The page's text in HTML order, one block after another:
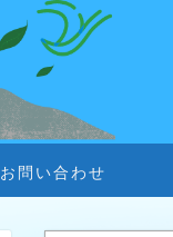
お問い合わせ